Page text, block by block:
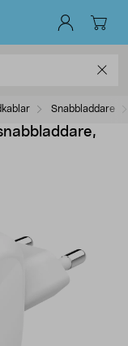
Snabbladdare